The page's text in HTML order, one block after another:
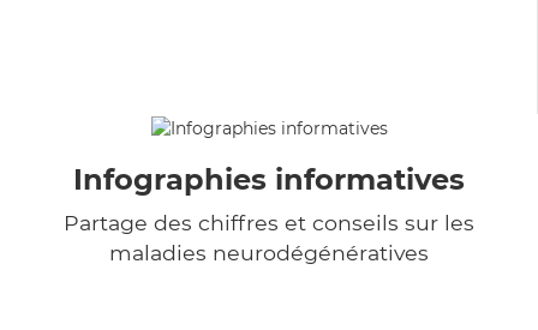
Infographies informatives
Partage des chiffres et conseils sur les
maladies neurodégénératives